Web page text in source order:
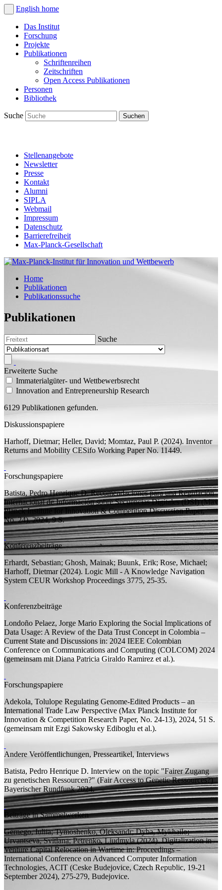
English home
Das Institut
Forschung
Projekte
Publikationen
Schriftenreihen
Zeitschriften
Open Access Publikationen
Personen
Bibliothek
Suche
Stellenangebote
Newsletter
Presse
Kontakt
Alumni
SIPLA
Webmail
Impressum
Datenschutz
Barrierefreiheit
Max-Planck-Gesellschaft
Home
Publikationen
Publikationssuche
Publikationen
Suche
Erweiterte Suche
Immaterialgüter- und Wettbewerbsrecht
Innovation and Entrepreneurship Research
6129 Publikationen gefunden.
Diskussionspapiere
Harhoff, Dietmar; Heller, David; Momtaz, Paul P. (2024). Inventor
Returns and Mobility CESifo Working PaperNo. 11449.
Forschungspapiere
Batista, Pedro Henrique D. Recomendaciones para una Regulación
Internacional de Información sobre Secuencias Digitales (DSI)(Max
Planck Institute for Innovation & Competition Discussion Paper,
No. 24), 2024, 9S.
Konferenzbeiträge
Erhardt, Sebastian; Ghosh, Mainak; Buunk, Erik; Rose, Michael;
Harhoff, Dietmar(2024). Logic Mill - A Knowledge Navigation
System CEUR Workshop Proceedings 3775, 25-35.
Konferenzbeiträge
Londoño Pelaez, Jorge Mario Exploring the Social Implications of
Data Usage: A Review of the Data Trust Concept in Colombia –
Current State and Discussions in: 2024 IEEE Colombian
Conference on Communications and Computing (COLCOM) 2024
(gemeinsam mitDiana Patricia Giraldo Ramirez et al.).
Forschungspapiere
Adekola, Tolulope Regulating Genome-Edited Products – an
International Trade Law Perspective (Max Planck Institute for
Innovation & Competition Research Paper, No. 24-13), 2024, 51 S.
(gemeinsam mit Ezgi Sakowsky Ediboglu et al.).
Andere Veröffentlichungen, Presseartikel, Interviews
Batista, Pedro Henrique D. Interview on the topic "Fairer Zugang
zu genetischen Ressourcen?" (Fair Access to Genetic Ressources?)
Bayerischer Rundfunk 2024.
Beiträge in Sammelwerken
Gernego, Iuliia; Tymoshenko, Oleksandr; Dyba, Mykhailo;
Urvantseva, Svitlana;Petrenko, Liudmyla(2024).Digitalization in
Venture Capital Relocation in Wartimein:Proceedings –
International Conference on Advanced Computer Information
Technologies, ACIT (Ceske Budejovice, Czech Republic, 19-21
September 2024), 275-279, Budejovice.